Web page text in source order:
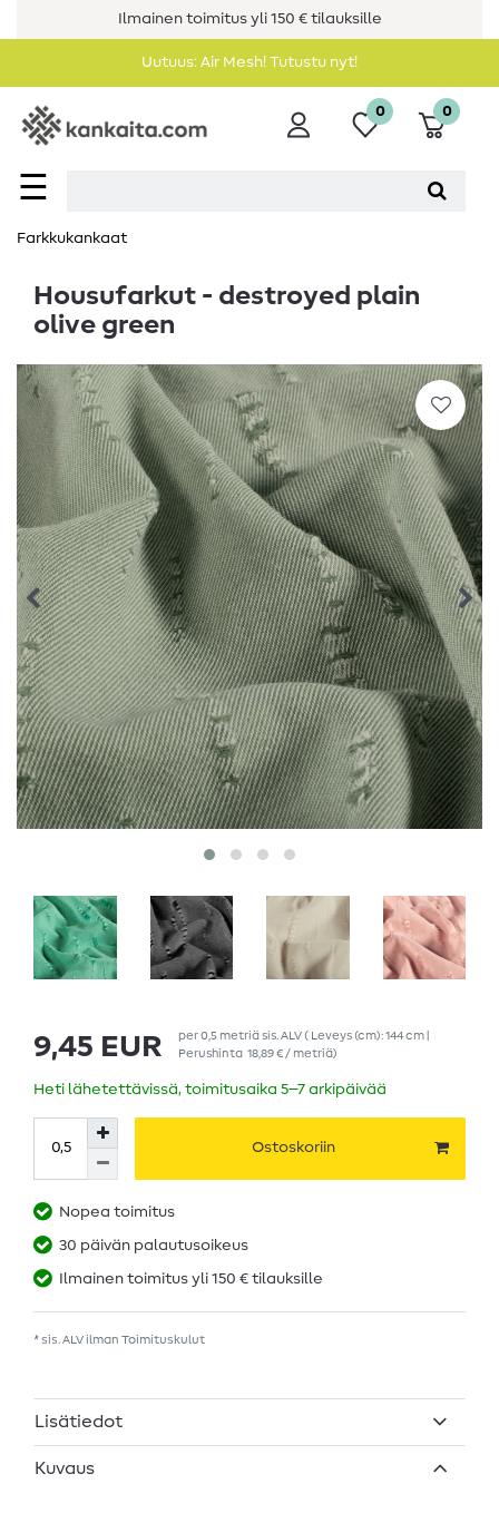
Ilmainen toimitus yli 150 € tilauksille
Uutuus: Air Mesh! Tutustu nyt!
☰
0 0
Farkkukankaat
Housufarkut - destroyed plain
olive green
9,45 EUR per0,5 metriäsis. ALV( Leveys (cm): 144 cm |
Perushinta 18,89 € / metriä)
Heti lähetettävissä, toimitusaika 5–7 arkipäivää
Ostoskoriin
Nopea toimitus
30 päivän palautusoikeus
Ilmainen toimitus yli 150 € tilauksille
* sis. ALV ilman Toimituskulut
Lisätiedot
Kuvaus